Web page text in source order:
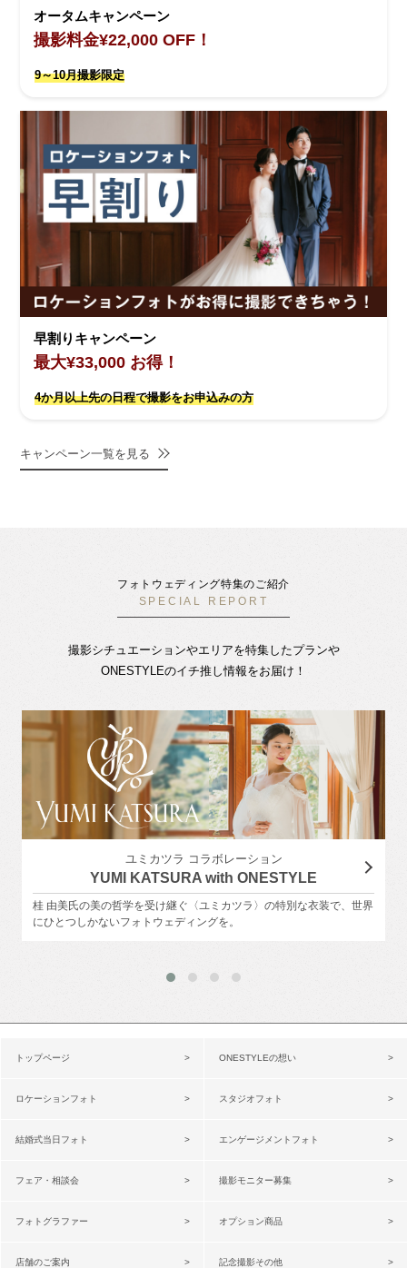
オータムキャンペーン
撮影料金¥22,000 OFF！
9～10月撮影限定
早割りキャンペーン
最大¥33,000 お得！
4か月以上先の日程で撮影をお申込みの方
キャンペーン一覧を見る
フォトウェディング特集のご紹介
SPECIAL REPORT
撮影シチュエーションやエリアを特集したプランや
ONESTYLEのイチ推し情報をお届け！
ユミカツラ コラボレーション
YUMI KATSURA with ONESTYLE
桂 由美氏の美の哲学を受け継ぐ〈ユミカツラ〉の特別な衣装で、世界
にひとつしかないフォトウェディングを。
トップページ ONESTYLEの想い
ロケーションフォト スタジオフォト
結婚式当日フォト エンゲージメントフォト
フェア・相談会 撮影モニター募集
フォトグラファー オプション商品
店舗のご案内 記念撮影その他